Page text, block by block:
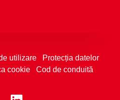
utilizare
Protecția datelor
cookie Cod de conduită